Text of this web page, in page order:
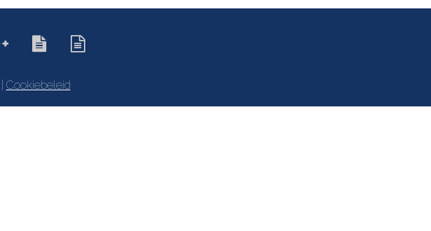
Cookiebeleid